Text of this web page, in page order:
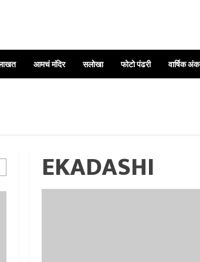
आमचं मंदिर सलोखा फोटो पंढरी वार्षिक अंक
EKADASHI